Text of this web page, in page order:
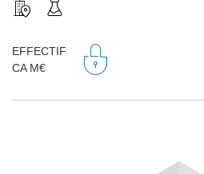
EFFECTIF
CA M€